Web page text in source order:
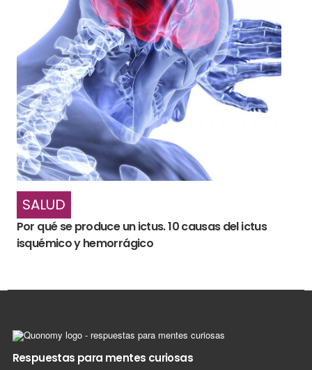
SALUD
Por qué se produce un ictus. 10 causas del ictus
isquémico y hemorrágico
Respuestas para mentes curiosas